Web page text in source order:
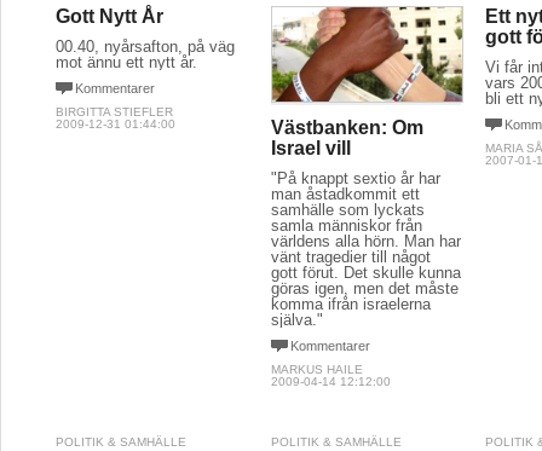
Gott Nytt År
00.40, nyårsafton, på väg
mot ännu ett nytt år.
Kommentarer
BIRGITTA STIEFLER
2009-12-31 01:44:00
Västbanken: Om
Israel vill
"På knappt sextio år har
man åstadkommit ett
samhälle som lyckats
samla människor från
världens alla hörn. Man har
vänt tragedier till något
gott förut. Det skulle kunna
göras igen, men det måste
komma ifrån israelerna
själva."
Kommentarer
MARKUS HAILE
2009-04-14 12:12:00
Ett
gott
Vi får
vars
bli ett
MARIA
2007-01-
POLITIK & SAMHÄLLE POLITIK & SAMHÄLLE POLITIK